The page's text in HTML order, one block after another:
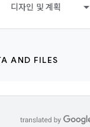
디자인 및 계획
AND FILES